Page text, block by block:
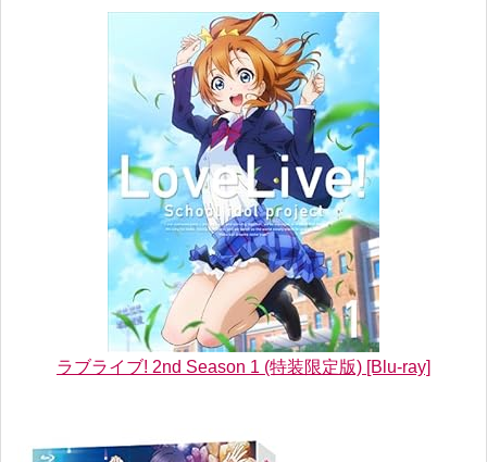
ラブライブ! 2nd Season 1 (特装限定版) [Blu-ray]